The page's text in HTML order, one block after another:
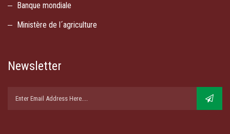
Banque mondiale
Ministère de l´agriculture
Newsletter